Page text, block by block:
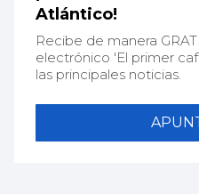
Atlántico!
Recibe de manera
electrónico 'El primer
las principales noticias.